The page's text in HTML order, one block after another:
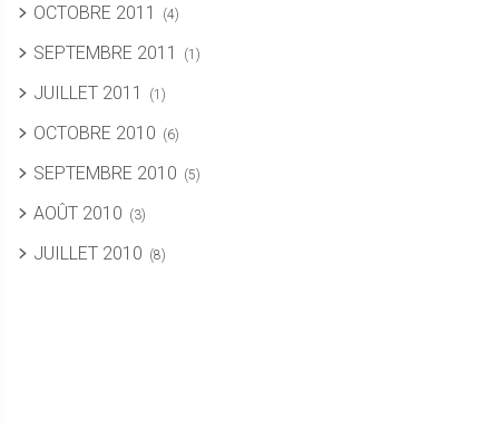
OCTOBRE 2011 (4)
SEPTEMBRE 2011 (1)
JUILLET 2011 (1)
OCTOBRE 2010 (6)
SEPTEMBRE 2010 (5)
AOÛT 2010 (3)
JUILLET 2010 (8)